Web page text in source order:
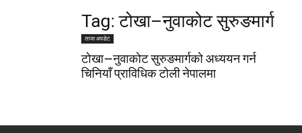
Tag: टोखा–नुवाकोट सुरुङमार्ग
ताजा अपडेट
टोखा–नुवाकोट सुरुङमार्गको अध्ययन गर्न
चिनियाँ प्राविधिक टोली नेपालमा